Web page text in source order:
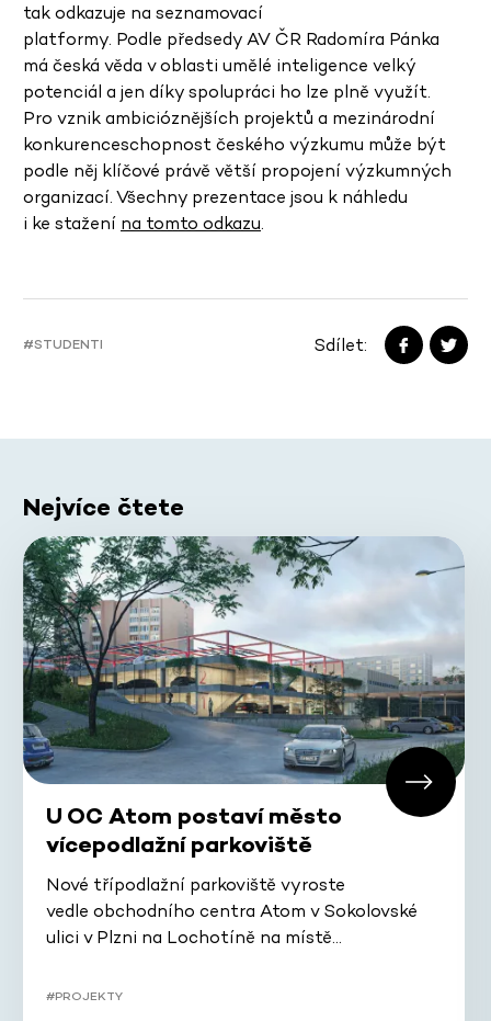
tak odkazuje na seznamovací
platformy. Podle předsedy AV ČR Radomíra Pánka
má česká věda v oblasti umělé inteligence velký
potenciál a jen díky spolupráci ho lze plně využít.
Pro vznik ambicióznějších projektů a mezinárodní
konkurenceschopnost českého výzkumu může být
podle něj klíčové právě větší propojení výzkumných
organizací. Všechny prezentace jsou k náhledu
i ke stažení na tomto odkazu.
#STUDENTI Sdílet:
Nejvíce čtete
U OC Atom postaví město
vícepodlažní parkoviště
Nové třípodlažní parkoviště vyroste
vedle obchodního centra Atom v Sokolovské
ulici v Plzni na Lochotíně na místě…
#PROJEKTY